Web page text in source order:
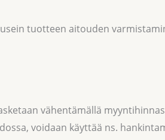
tuotteen aitouden
vähentämällä
voidaan käyttää ns.